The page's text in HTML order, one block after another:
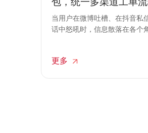
式闭环处理
当用户在微博吐槽、在抖音私
话中怒吼时，信息散落在各个
级。transcosmos大宇宙中国依
更多